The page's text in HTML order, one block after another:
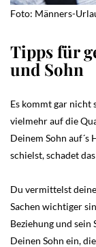
Foto: Männers-
Tipps für
und Sohn
Es kommt gar nicht
vielmehr auf die
Deinem Sohn auf´s
schielst, schadet
Du vermittelst
Sachen wichtiger
Beziehung und
Deinen Sohn ein,